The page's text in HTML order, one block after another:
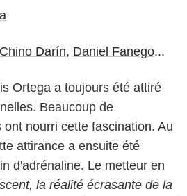
Chino Darín, Daniel Fanego...
Ortega a toujours été attiré
Beaucoup de
nourri cette fascination. Au
attirance a ensuite été
d'adrénaline. Le metteur en
la réalité écrasante de la